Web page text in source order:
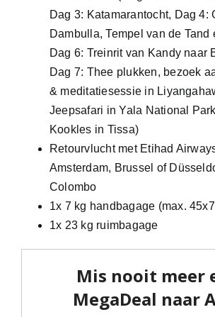
Dag 3: Katamarantocht, Dag 4:
Dambulla, Tempel van de Tand
Dag 6: Treinrit van Kandy naar
Dag 7: Thee plukken, bezoek
& meditatiesessie in
Jeepsafari in Yala National
Kookles in Tissa)
Retourvlucht met Etihad
Amsterdam, Brussel of
Colombo
1x 7 kg handbagage (max.
1x 23 kg ruimbagage